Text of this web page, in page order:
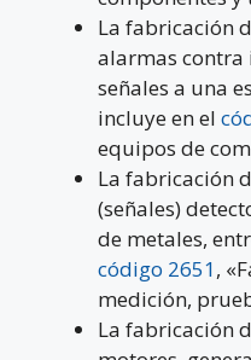
La fabricación
alarmas contra
señales a una
incluye en el
equipos de
La fabricación
(señales)
de metales,
código 2651,
medición,
La fabricación